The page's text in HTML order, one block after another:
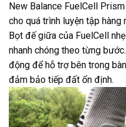
New Balance FuelCell
cho quá trình luyện tập
Bọt đế giữa của FuelCell
nhanh chóng theo từng
động để hỗ trợ bên trong
đảm bảo tiếp đất ổn định.